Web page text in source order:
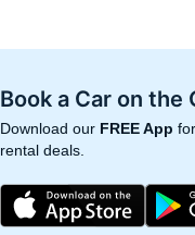
Book a Car on the
Download our FREE App
rental deals.